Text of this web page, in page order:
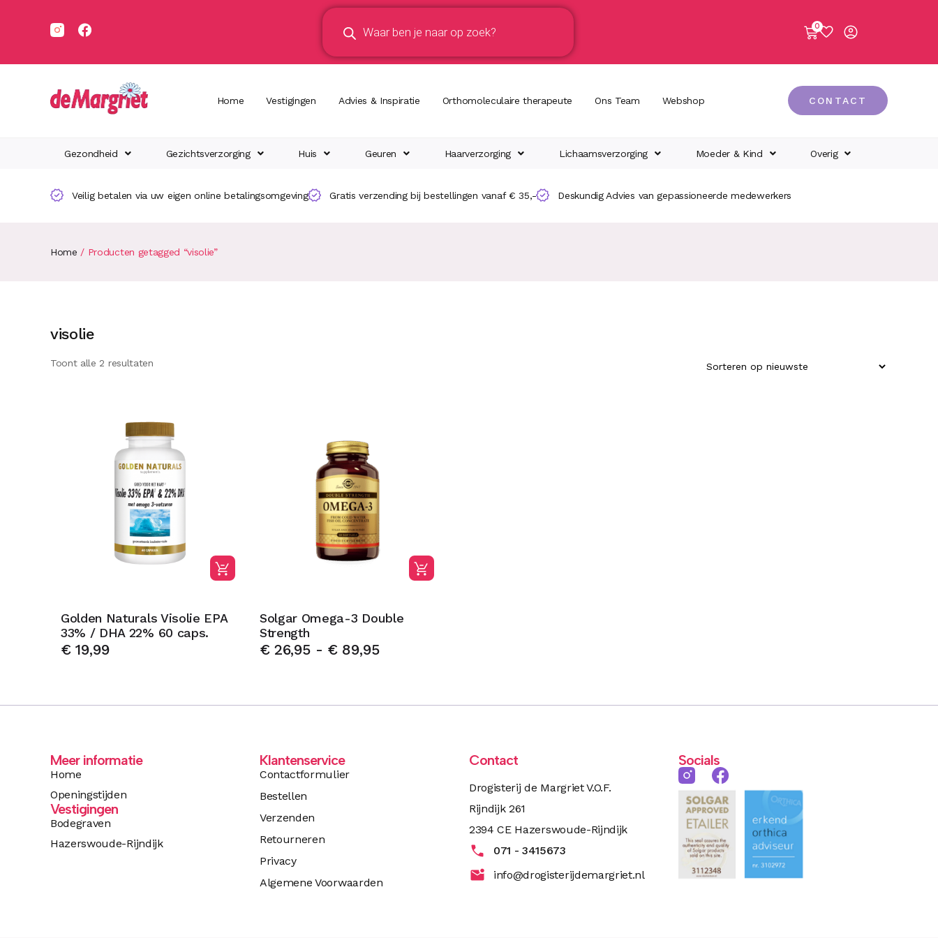
0
Home Vestigingen Advies & Inspiratie Orthomoleculaire therapeute Ons Team Webshop CONTACT
Gezondheid Gezichtsverzorging Huis Geuren Haarverzorging Lichaamsverzorging Moeder & Kind Overig
Veilig betalen via uw eigen online betalingsomgeving Gratis verzending bij bestellingen vanaf € 35,- Deskundig Advies van gepassioneerde medewerkers
Home / Producten getagged “visolie”
visolie
Toont alle 2 resultaten
Golden Naturals Visolie EPA
33% / DHA 22% 60 caps.
€19,99
Solgar Omega-3 Double
Strength
€26,95 - €89,95
Meer informatie
Home
Openingstijden
Vestigingen
Bodegraven
Hazerswoude-Rijndijk
Klantenservice
Contactformulier
Bestellen
Verzenden
Retourneren
Privacy
Algemene Voorwaarden
Contact
Drogisterij de Margriet V.O.F.
Rijndijk 261
2394 CE Hazerswoude-Rijndijk
071 - 3415673
info@drogisterijdemargriet.nl
Socials